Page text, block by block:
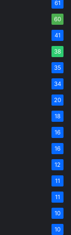
61
60
41
38
35
34
20
18
16
16
12
11
11
10
10